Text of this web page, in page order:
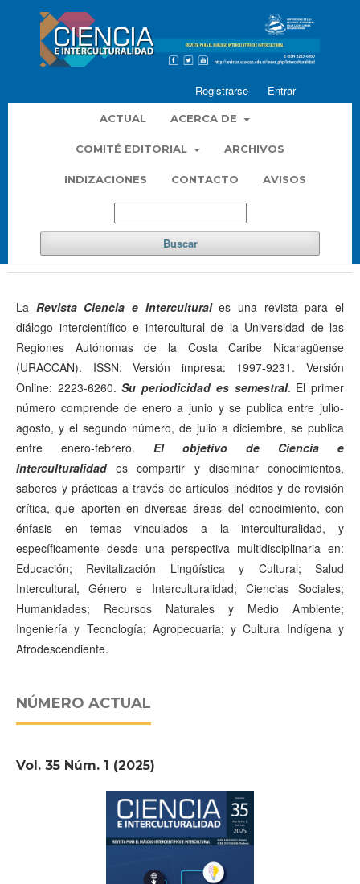
Registrarse Entrar
ACTUAL ACERCA DE
COMITÉ EDITORIAL ARCHIVOS
INDIZACIONES CONTACTO AVISOS
Buscar
La Revista Ciencia e Interculturales una revista para el
diálogo intercientífico e intercultural de la Universidad de las
Regiones Autónomas de la Costa Caribe Nicaragüense
(URACCAN). ISSN: Versión impresa: 1997-9231. Versión
Online: 2223-6260.Su periodicidad es semestral. El primer
número comprende de enero a junio y se publica entre julio-
agosto, y el segundo número, de julio a diciembre, se publica
entre enero-febrero. El objetivo de Ciencia e
Interculturalidades compartir y diseminar conocimientos,
saberes y prácticas a través de artículos inéditos y de revisión
crítica, que aporten en diversas áreas del conocimiento, con
énfasis en temas vinculados a la interculturalidad, y
específicamente desde una perspectiva multidisciplinaria en:
Educación; Revitalización Lingüística y Cultural; Salud
Intercultural, Género e Interculturalidad; Ciencias Sociales;
Humanidades; Recursos Naturales y Medio Ambiente;
Ingeniería y Tecnología; Agropecuaria; y Cultura Indígena y
Afrodescendiente.
NÚMERO ACTUAL
Vol. 35 Núm. 1 (2025)